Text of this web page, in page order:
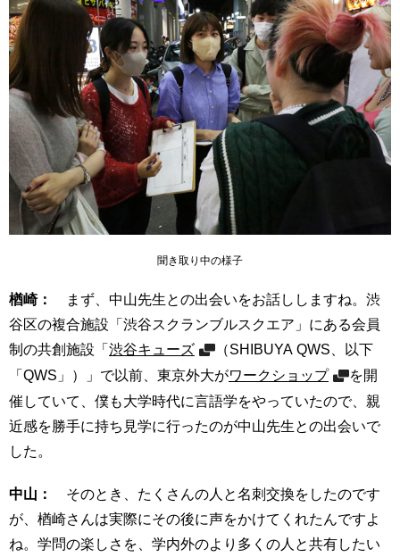
聞き取り中の様子
楢崎：
まず、中山先生との出会いをお話ししますね。渋
谷区の複合施設「渋谷スクランブルスクエア」にある会員
制の共創施設「渋谷キューズ
（SHIBUYA QWS、以下
「QWS」）」で以前、東京外大がワークショップ
を開
催していて、僕も大学時代に言語学をやっていたので、親
近感を勝手に持ち見学に行ったのが中山先生との出会いで
した。
中山：
そのとき、たくさんの人と名刺交換をしたのです
が、楢崎さんは実際にその後に声をかけてくれたんですよ
ね。学問の楽しさを、学内外のより多くの人と共有したい